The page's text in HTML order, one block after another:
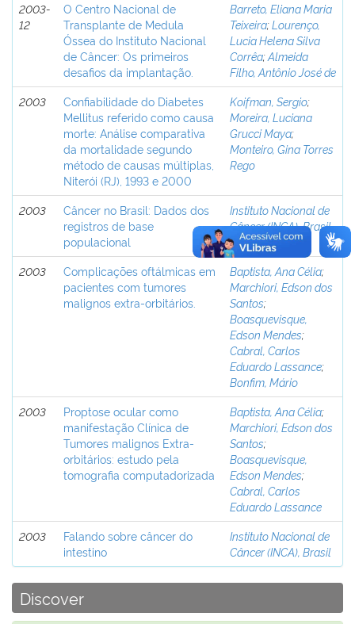
2003-
12
O Centro Nacional de
Transplante de Medula
Óssea do Instituto Nacional
de Câncer: Os primeiros
desafios da implantação.
Barreto, Eliana Maria
Teixeira;Lourenço,
Lucia Helena Silva
Corrêa;Almeida
Filho, Antônio José de
2003
Confiabilidade do Diabetes
Mellitus referido como causa
morte: Análise comparativa
da mortalidade segundo
método de causas múltiplas,
Niterói (RJ), 1993 e 2000
Koifman, Sergio;
Moreira, Luciana
Grucci Maya;
Monteiro, Gina Torres
Rego
2003
Câncer no Brasil: Dados dos
registros de base
populacional
Instituto Nacional de
Câncer (INCA), Brasil
2003
Complicações oftálmicas em
pacientes com tumores
malignos extra-orbitários.
Baptista, Ana Célia;
Marchiori, Edson dos
Santos;
Boasquevisque,
Edson Mendes;
Cabral, Carlos
Eduardo Lassance;
Bonfim, Mário
2003
Proptose ocular como
manifestação Clínica de
Tumores malignos Extra-
orbitários: estudo pela
tomografia computadorizada
Baptista, Ana Célia;
Marchiori, Edson dos
Santos;
Boasquevisque,
Edson Mendes;
Cabral, Carlos
Eduardo Lassance
2003
Falando sobre câncer do
intestino
Instituto Nacional de
Câncer (INCA), Brasil
Discover